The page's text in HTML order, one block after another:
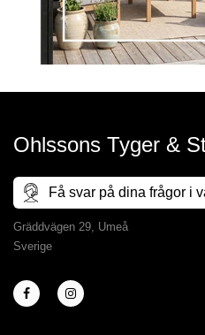
Ohlssons Tyger &
Få svar på dina frågor i
Gräddvägen 29, Umeå
Sverige